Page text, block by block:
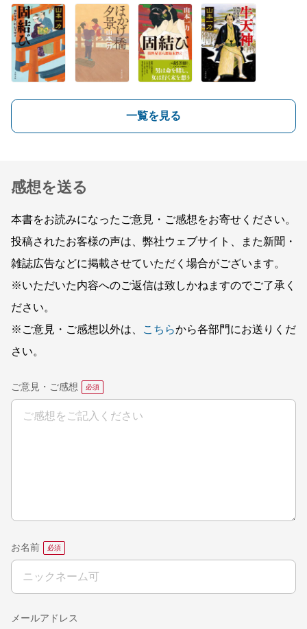
一覧を見る
感想を送る
本書をお読みになったご意見・ご感想をお寄せください。
投稿されたお客様の声は、弊社ウェブサイト、また新聞・
雑誌広告などに掲載させていただく場合がございます。
※いただいた内容へのご返信は致しかねますのでご了承く
ださい。
※ご意見・ご感想以外は、
こちらから各部門にお送りくだ
さい。
ご意見・ご感想
お名前
メールアドレス